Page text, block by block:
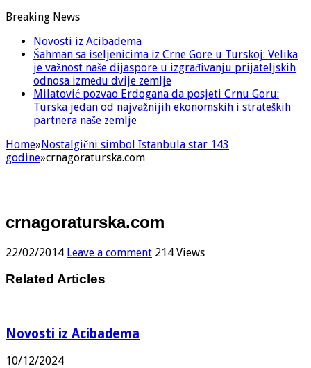
Breaking News
Novosti iz Acibadema
Šahman sa iseljenicima iz Crne Gore u Turskoj: Velika
je važnost naše dijaspore u izgrađivanju prijateljskih
odnosa između dvije zemlje
Milatović pozvao Erdogana da posjeti Crnu Goru:
Turska jedan od najvažnijih ekonomskih i strateških
partnera naše zemlje
Home»Nostalgični simbol Istanbula star 143
godine»crnagoraturska.com
crnagoraturska.com
22/02/2014 Leave a comment 214 Views
Related Articles
Novosti iz Acibadema
10/12/2024